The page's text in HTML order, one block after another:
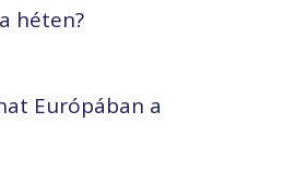
héten?
Európában a